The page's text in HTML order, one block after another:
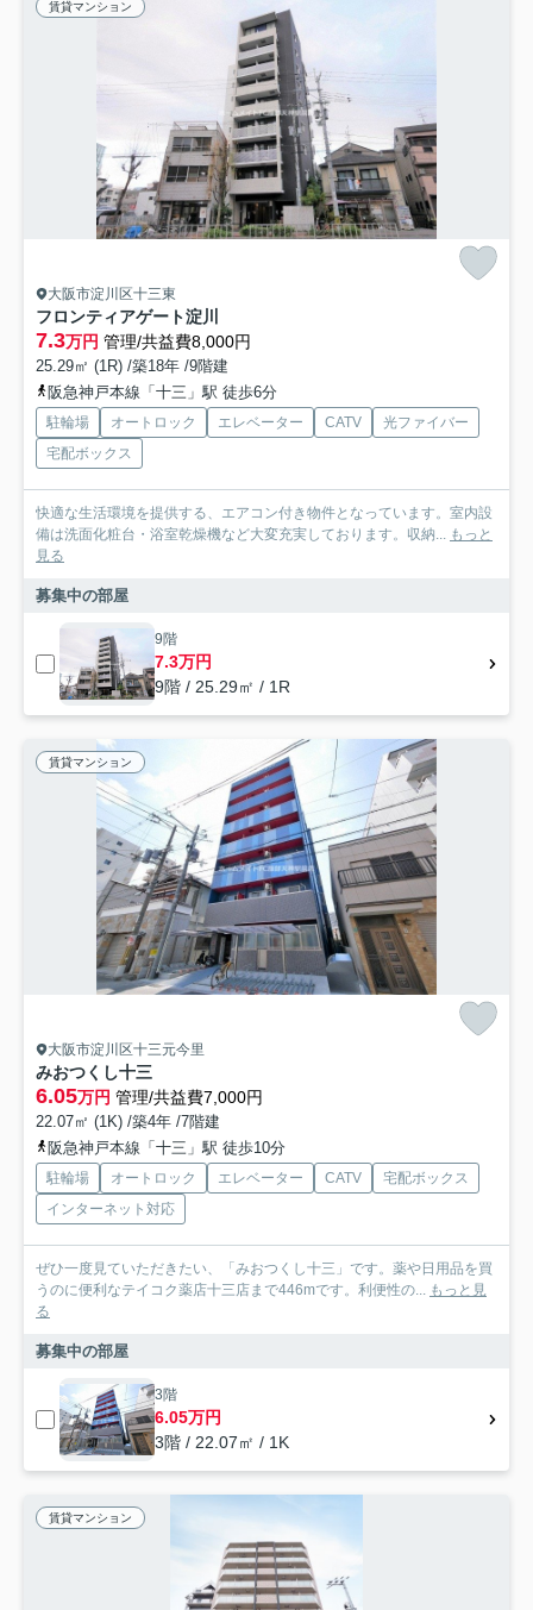
賃貸マンション
大阪市淀川区十三東
フロンティアゲート淀川
7.3万円 管理/共益費8,000円
25.29㎡ (1R) /築18年 /9階建
阪急神戸本線「十三」駅 徒歩6分
駐輪場 オートロック エレベーター CATV
光ファイバー
宅配ボックス
快適な生活環境を提供する、エアコン付き物件となっています。室内設
備は洗面化粧台・浴室乾燥機など大変充実しております。収納... もっと
見る
募集中の部屋
9階
7.3万円
9階 / 25.29㎡ / 1R
賃貸マンション
大阪市淀川区十三元今里
みおつくし十三
6.05万円 管理/共益費7,000円
22.07㎡ (1K) /築4年 /7階建
阪急神戸本線「十三」駅 徒歩10分
駐輪場 オートロック エレベーター CATV
宅配ボックス
インターネット対応
ぜひ一度見ていただきたい、「みおつくし十三」です。薬や日用品を買
うのに便利なテイコク薬店十三店まで446mです。利便性の... もっと見
る
募集中の部屋
3階
6.05万円
3階 / 22.07㎡ / 1K
賃貸マンション